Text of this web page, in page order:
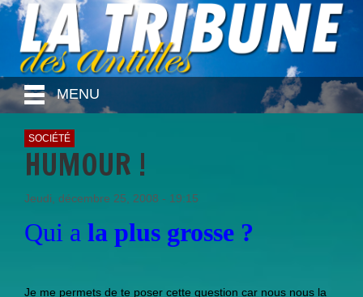
MENU
SOCIÉTÉ
HUMOUR !
Jeudi, décembre 25, 2008 - 19:15
Qui a la plus grosse ?
Je me permets de te poser cette question car nous nous la